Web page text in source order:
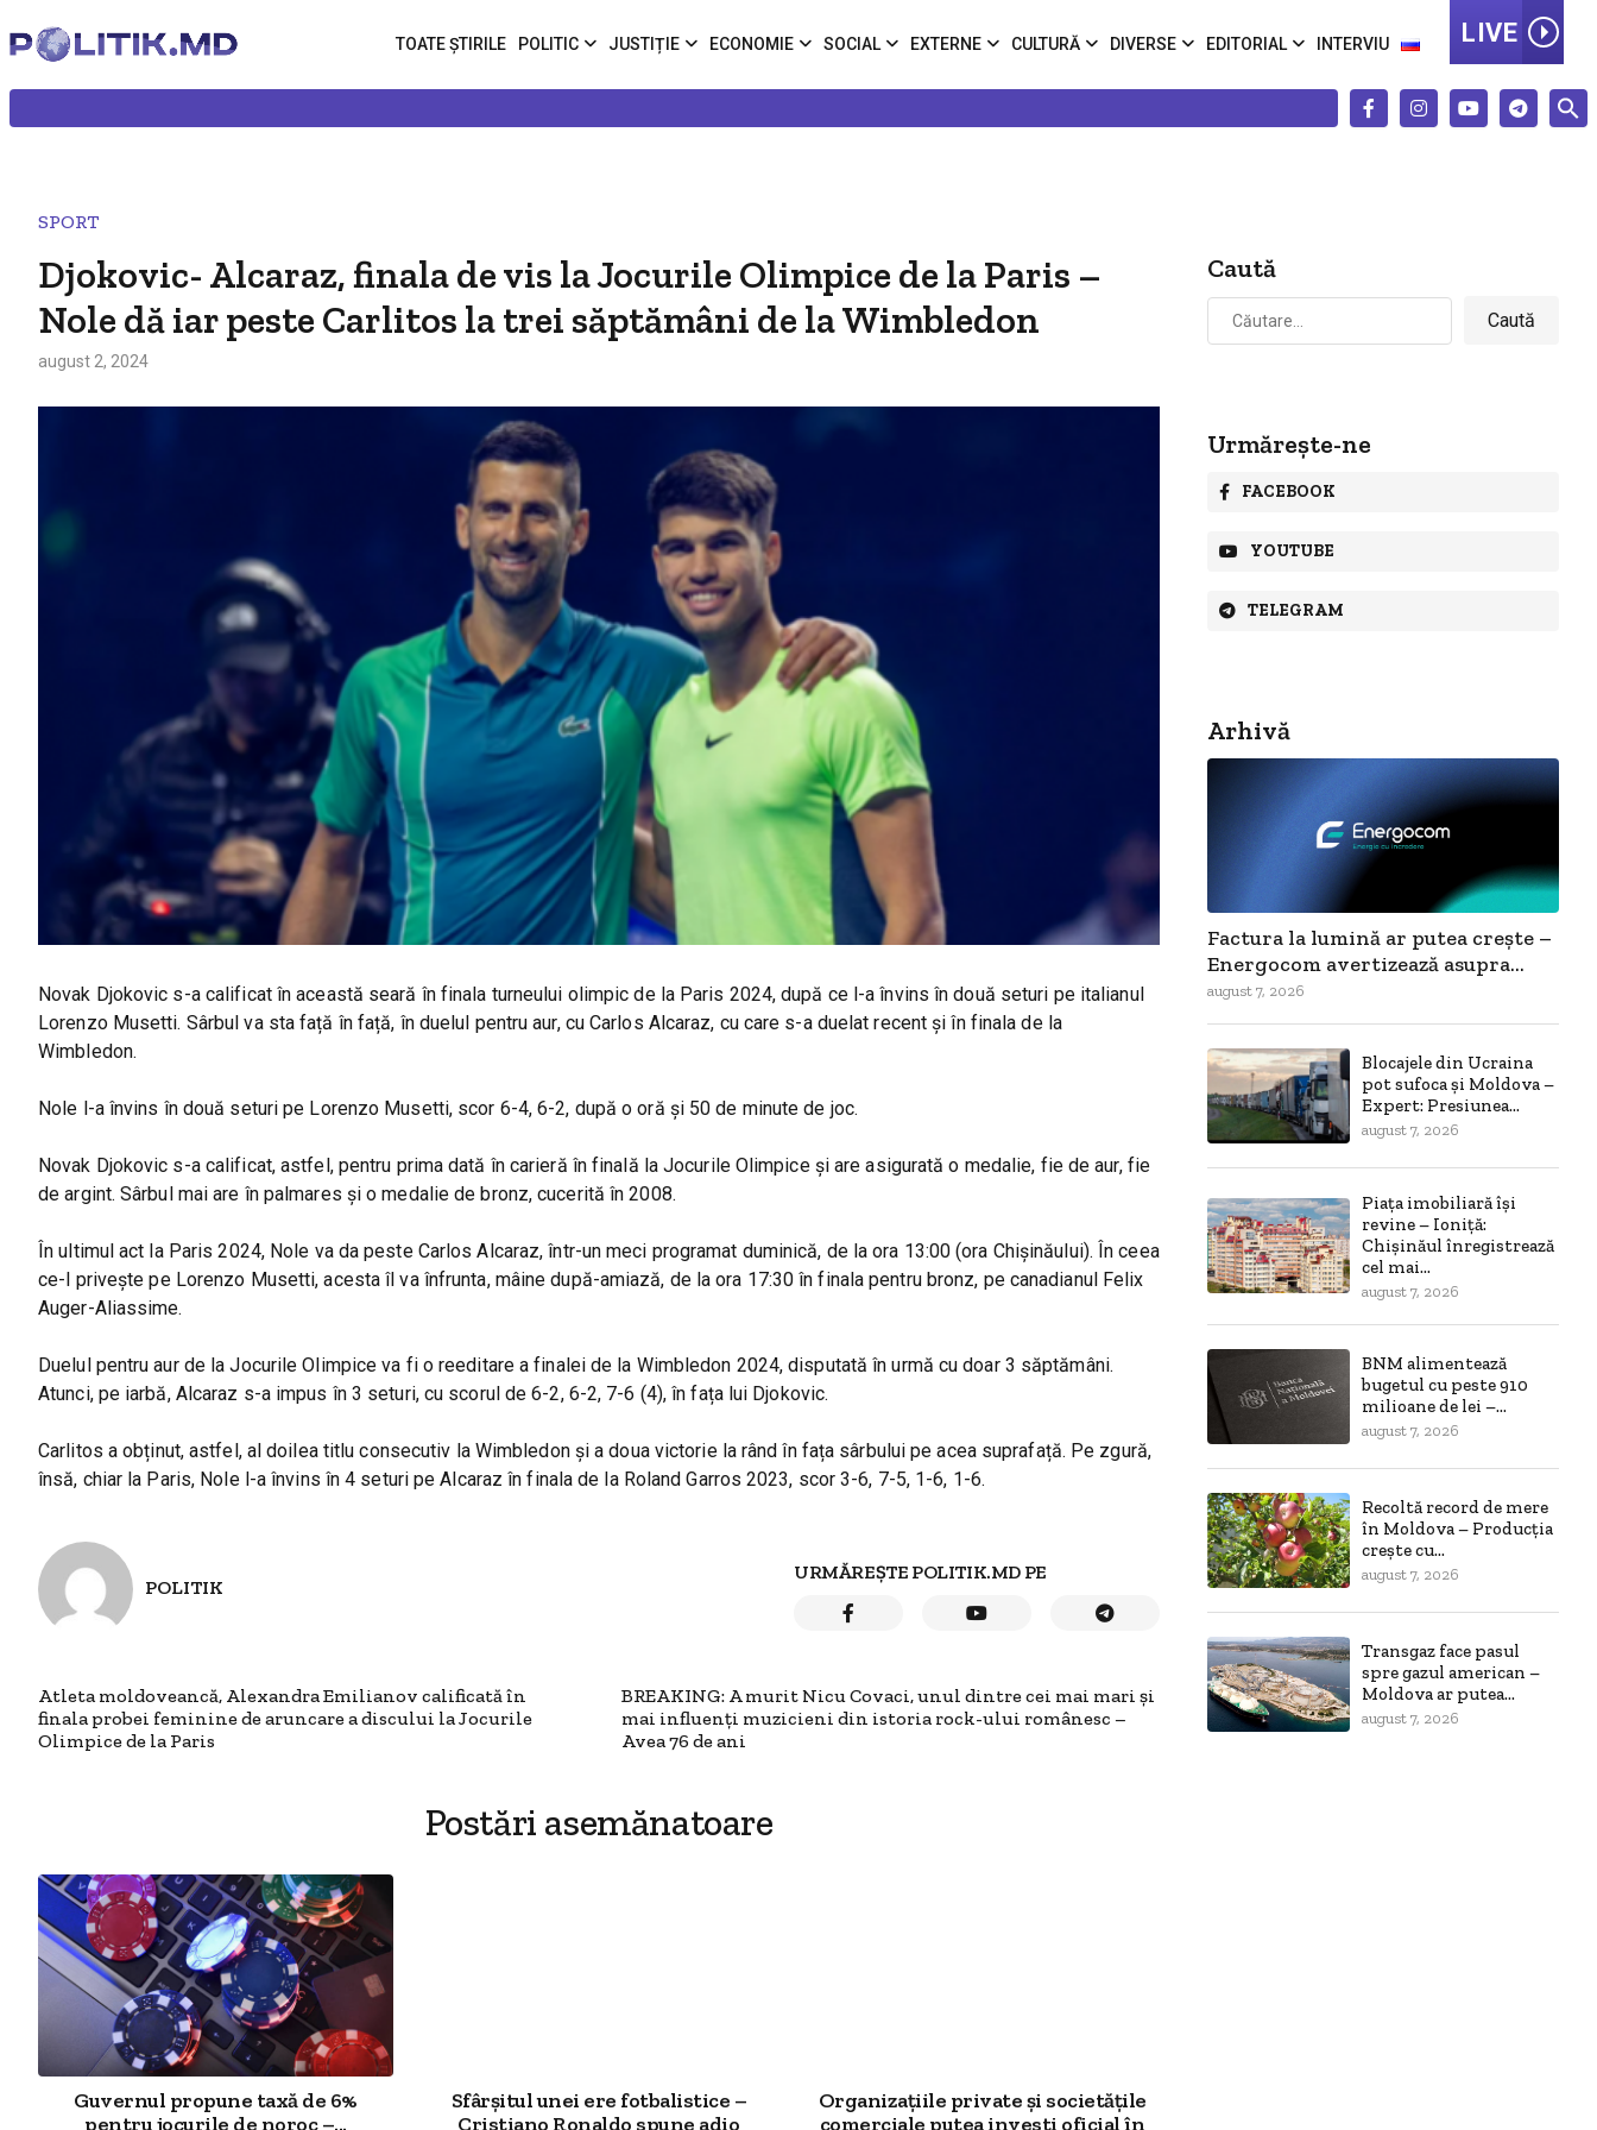
TOATE ȘTIRILE POLITIC JUSTIȚIE ECONOMIE SOCIAL EXTERNE CULTURĂ DIVERSE EDITORIAL INTERVIU LIVE
SPORT
Djokovic- Alcaraz, finala de vis la Jocurile Olimpice de la Paris –
Nole dă iar peste Carlitos la trei săptămâni de la Wimbledon
august 2, 2024
Novak Djokovic s-a calificat în această seară în finala turneului olimpic de la Paris 2024, după ce l-a învins în două seturi pe italianul
Lorenzo Musetti. Sârbul va sta față în față, în duelul pentru aur, cu Carlos Alcaraz, cu care s-a duelat recent și în finala de la
Wimbledon.
Nole l-a învins în două seturi pe Lorenzo Musetti, scor 6-4, 6-2, după o oră și 50 de minute de joc.
Novak Djokovic s-a calificat, astfel, pentru prima dată în carieră în finală la Jocurile Olimpice și are asigurată o medalie, fie de aur, fie
de argint. Sârbul mai are în palmares și o medalie de bronz, cucerită în 2008.
În ultimul act la Paris 2024, Nole va da peste Carlos Alcaraz, într-un meci programat duminică, de la ora 13:00 (ora Chișinăului). În ceea
ce-l privește pe Lorenzo Musetti, acesta îl va înfrunta, mâine după-amiază, de la ora 17:30 în finala pentru bronz, pe canadianul Felix
Auger-Aliassime.
Duelul pentru aur de la Jocurile Olimpice va fi o reeditare a finalei de la Wimbledon 2024, disputată în urmă cu doar 3 săptămâni.
Atunci, pe iarbă, Alcaraz s-a impus în 3 seturi, cu scorul de 6-2, 6-2, 7-6 (4), în fața lui Djokovic.
Carlitos a obținut, astfel, al doilea titlu consecutiv la Wimbledon și a doua victorie la rând în fața sârbului pe acea suprafață. Pe zgură,
însă, chiar la Paris, Nole l-a învins în 4 seturi pe Alcaraz în finala de la Roland Garros 2023, scor 3-6, 7-5, 1-6, 1-6.
POLITIK
URMĂREȘTE POLITIK.MD PE
Atleta moldoveancă, Alexandra Emilianov calificată în
finala probei feminine de aruncare a discului la Jocurile
Olimpice de la Paris
BREAKING: A murit Nicu Covaci, unul dintre cei mai mari și
mai influenți muzicieni din istoria rock-ului românesc –
Avea 76 de ani
Postări asemănatoare
Guvernul propune taxă de 6%
pentru jocurile de noroc –...
Sfârșitul unei ere fotbalistice –
Cristiano Ronaldo spune adio
Organizațiile private și societățile
comerciale putea investi oficial în
Caută
Caută
după:
Urmărește-ne
FACEBOOK
YOUTUBE
TELEGRAM
Arhivă
Factura la lumină ar putea crește –
Energocom avertizează asupra...
august 7, 2026
Blocajele din Ucraina
pot sufoca și Moldova –
Expert: Presiunea...
august 7, 2026
Piața imobiliară își
revine – Ioniță:
Chișinăul înregistrează
cel mai...
august 7, 2026
BNM alimentează
bugetul cu peste 910
milioane de lei –...
august 7, 2026
Recoltă record de mere
în Moldova – Producția
crește cu...
august 7, 2026
Transgaz face pasul
spre gazul american –
Moldova ar putea...
august 7, 2026